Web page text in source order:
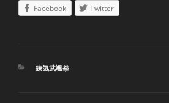
Facebook Twitter
カ
練気武颯拳